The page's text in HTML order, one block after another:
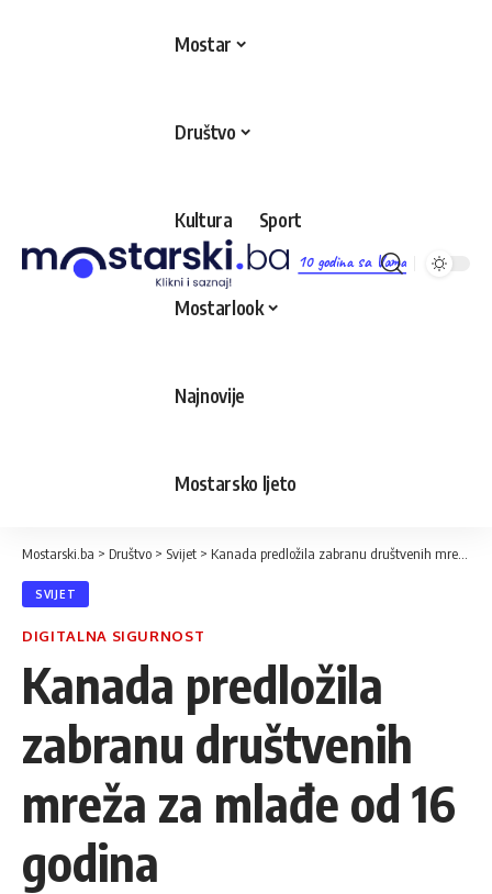
10 godina sa Vama
Mostar
Društvo
Kultura Sport
Mostarlook
Najnovije
Mostarsko ljeto
Mostarski.ba > Društvo > Svijet > Kanada predložila zabranu društvenih mreža za mlađe od 16 godina
SVIJET
DIGITALNA SIGURNOST
Kanada predložila
zabranu društvenih
mreža za mlađe od 16
godina